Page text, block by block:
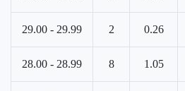
29.00 - 29.99 2 0.26
28.00 - 28.99 8 1.05